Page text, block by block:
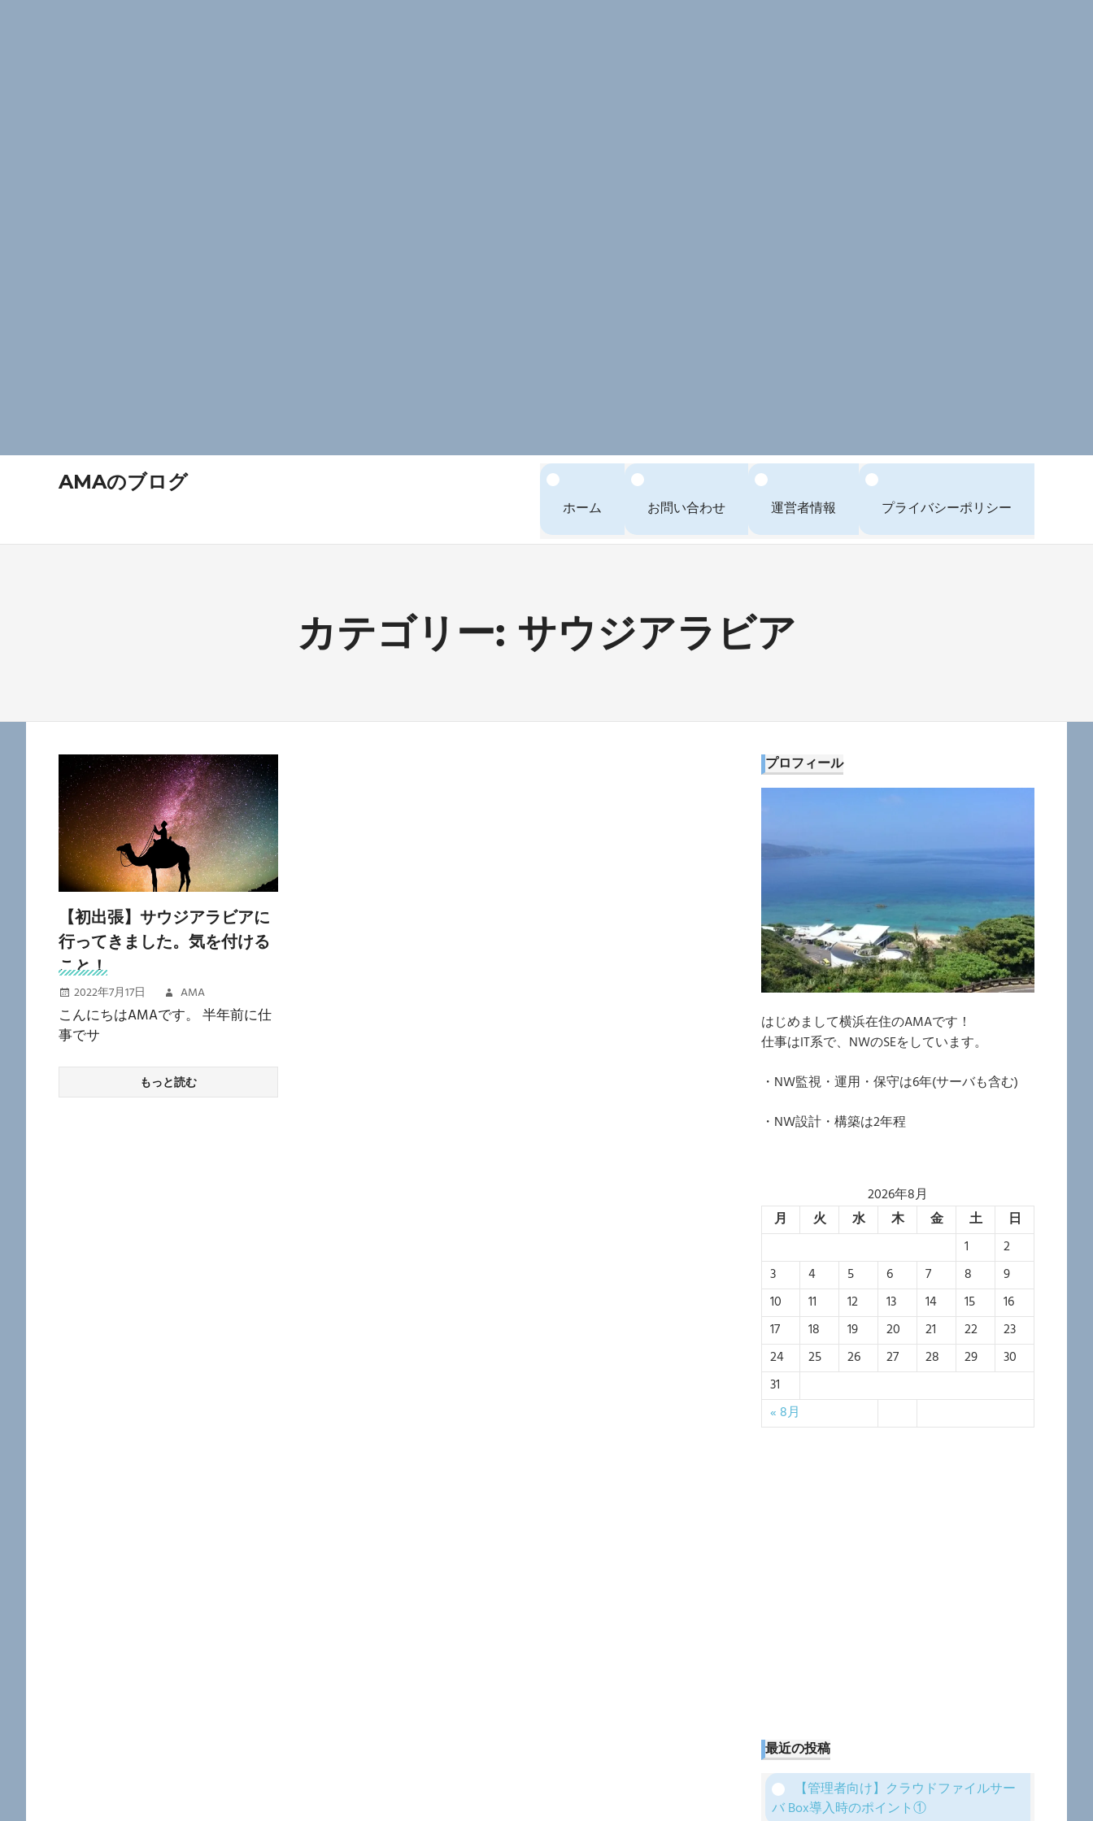
ツ
AMAのブログ
関
ブ
グ
ホーム お問い合わせ 運営者情報 プライバシーポリシー
カテゴリー: サウジアラビア
【初出張】サウジアラビアに
行ってきました。気を付ける
こと！
2022年7月17日 AMA
こんにちはAMAです。 半年前に仕
事でサ
もっと読む
プロフィール
はじめまして横浜在住のAMAです！
仕事はIT系で、NWのSEをしています。
・NW監視・運用・保守は6年(サーバも含む)
・NW設計・構築は2年程
2026年8月
月
火 水 木 金 土 日
« 8月
1
2
3
4 5 6 7 8
9
10
11 12 13 14 15
16
17
18 19 20 21 22
23
24
25 26 27 28 29
30
31
最近の投稿
【管理者向け】クラウドファイルサー
バ Box導入時のポイント①